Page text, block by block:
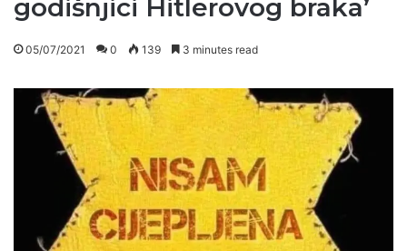
godišnjici Hitlerovog brakaʼ
05/07/2021 0 139 3 minutes read